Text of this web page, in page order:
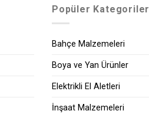
Popüler Kategoriler
Bahçe Malzemeleri
Boya ve Yan Ürünler
Elektrikli El Aletleri
İnşaat Malzemeleri